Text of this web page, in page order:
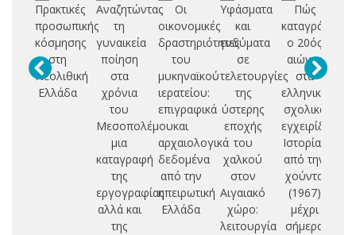
Πρακτικές
προσωπικής
κόσμησης
στη
Νεολιθική
Ελλάδα
Αναζητώντας
τη
γυναικεία
ποίηση
στα
χρόνια
του
Μεσοπολέμου:
μια
καταγραφή
της
εργογραφίας
αλλά και
της
Οι
οικονομικές
δραστηριότητες
του
μυκηναϊκού
ιερατείου:
επιγραφικά
και
αρχαιολογικά
δεδομένα
από την
ηπειρωτική
Ελλάδα
Υφάσματα
και
ενδύματα
σε
τελετουργίες
της
ύστερης
εποχής
του
χαλκού
στον
Αιγαιακό
χώρο:
λειτουργία
Πώς
καταγράφηκε
ο 20ός
αιώνας
στα
ελληνικά
σχολικά
εγχειρίδια
Ιστορίας
από την
χούντα
(1967)
μέχρι
σήμερα